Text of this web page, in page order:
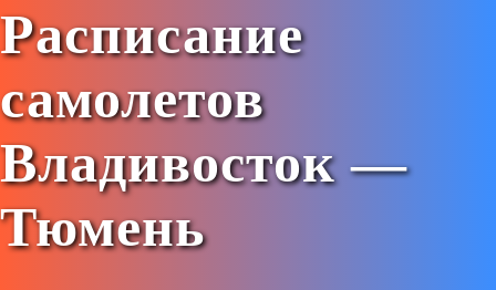
Расписание
самолетов
Владивосток —
Тюмень